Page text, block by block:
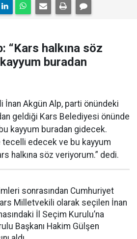
“Kars halkına söz
buradan
İnan Akgün Alp, parti önündeki
geldiği Kars Belediyesi önünde
kayyum buradan gidecek.
tecelli edecek ve bu kayyum
halkına söz veriyorum.” dedi.
sonrasından Cumhuriyet
Milletvekili olarak seçilen İnan
İl Seçim Kurulu’na
Başkanı Hakim Gülşen